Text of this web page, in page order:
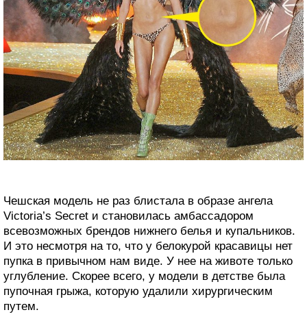
Чешская модель не раз блистала в образе ангела
Victoria’s Secret и становилась амбассадором
всевозможных брендов нижнего белья и купальников.
И это несмотря на то, что у белокурой красавицы нет
пупка в привычном нам виде. У нее на животе только
углубление. Скорее всего, у модели в детстве была
пупочная грыжа, которую удалили хирургическим
путем.